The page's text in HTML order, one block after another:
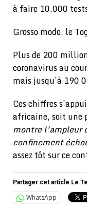
à faire 10.000
Grosso modo, le
Plus de 200
coronavirus au
mais jusqu’à 190
Ces chiffres
africaine, soit une
montre l’ampleur
confinement
assez tôt sur ce
Partager cet article Le
WhatsApp